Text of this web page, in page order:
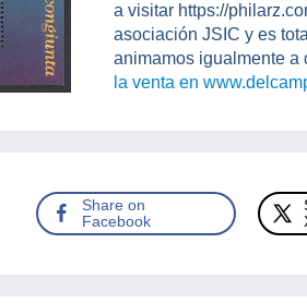
a visitar https://
asociación JSIC y es
animamos igualmente a
la venta en
Share on
Facebook